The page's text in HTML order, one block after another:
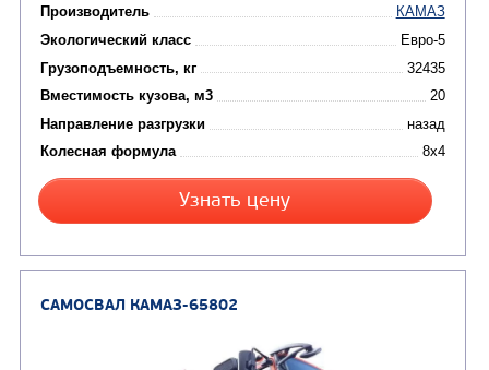
САМОСВАЛ КАМАЗ-6522